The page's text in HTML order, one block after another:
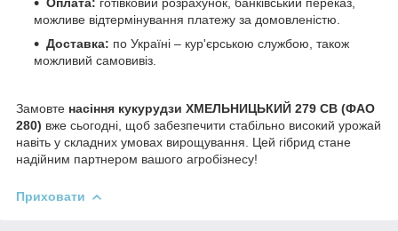
можливе відтермінування платежу за домовленістю.
Доставка: по Україні – кур'єрською службою, також
можливий самовивіз.
Замовте насіння кукурудзи ХМЕЛЬНИЦЬКИЙ 279 СВ (ФАО
280) вже сьогодні, щоб забезпечити стабільно високий урожай
навіть у складних умовах вирощування. Цей гібрид стане
надійним партнером вашого агробізнесу!
Приховати